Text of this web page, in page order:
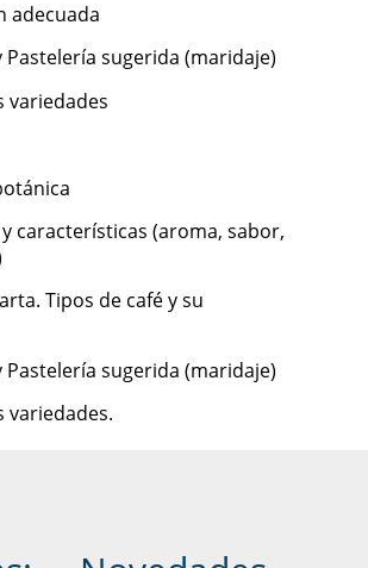
adecuada
Pastelería sugerida (maridaje)
variedades
características (aroma, sabor,
Tipos de café y su
Pastelería sugerida (maridaje)
variedades.